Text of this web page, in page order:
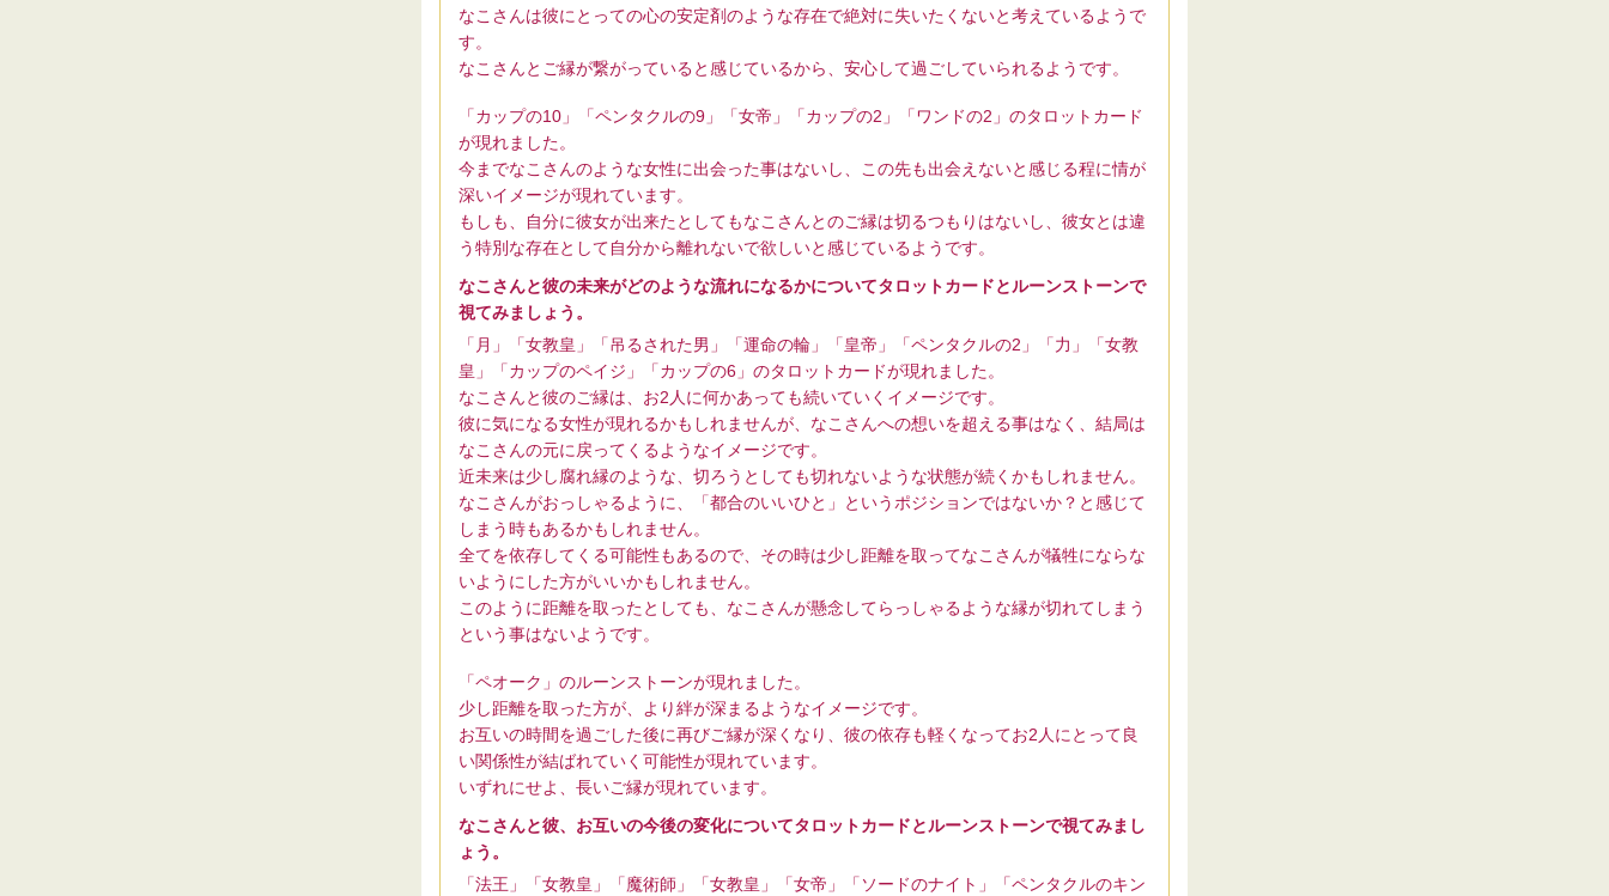
なこさんは彼にとっての心の安定剤のような存在で絶対に失いたくないと考えているようで
す。
なこさんとご縁が繋がっていると感じているから、安心して過ごしていられるようです。
「カップの10」「ペンタクルの9」「女帝」「カップの2」「ワンドの2」のタロットカード
が現れました。
今までなこさんのような女性に出会った事はないし、この先も出会えないと感じる程に情が
深いイメージが現れています。
もしも、自分に彼女が出来たとしてもなこさんとのご縁は切るつもりはないし、彼女とは違
う特別な存在として自分から離れないで欲しいと感じているようです。
なこさんと彼の未来がどのような流れになるかについてタロットカードとルーンストーンで
視てみましょう。
「月」「女教皇」「吊るされた男」「運命の輪」「皇帝」「ペンタクルの2」「力」「女教
皇」「カップのペイジ」「カップの6」のタロットカードが現れました。
なこさんと彼のご縁は、お2人に何かあっても続いていくイメージです。
彼に気になる女性が現れるかもしれませんが、なこさんへの想いを超える事はなく、結局は
なこさんの元に戻ってくるようなイメージです。
近未来は少し腐れ縁のような、切ろうとしても切れないような状態が続くかもしれません。
なこさんがおっしゃるように、「都合のいいひと」というポジションではないか？と感じて
しまう時もあるかもしれません。
全てを依存してくる可能性もあるので、その時は少し距離を取ってなこさんが犠牲にならな
いようにした方がいいかもしれません。
このように距離を取ったとしても、なこさんが懸念してらっしゃるような縁が切れてしまう
という事はないようです。
「ペオーク」のルーンストーンが現れました。
少し距離を取った方が、より絆が深まるようなイメージです。
お互いの時間を過ごした後に再びご縁が深くなり、彼の依存も軽くなってお2人にとって良
い関係性が結ばれていく可能性が現れています。
いずれにせよ、長いご縁が現れています。
なこさんと彼、お互いの今後の変化についてタロットカードとルーンストーンで視てみまし
ょう。
「法王」「女教皇」「魔術師」「女教皇」「女帝」「ソードのナイト」「ペンタクルのキン